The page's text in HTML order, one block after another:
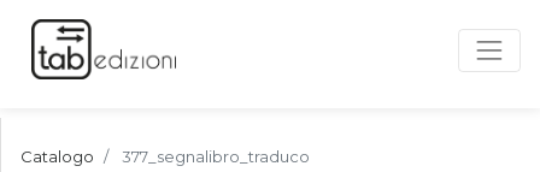
Catalogo 377_segnalibro_traduco